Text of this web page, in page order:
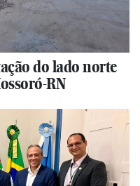
do lado norte
RN